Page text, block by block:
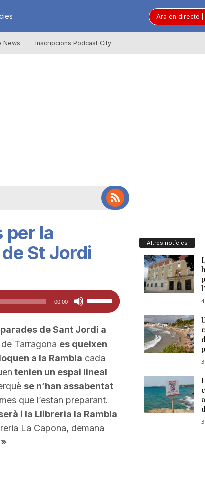
Ara en directe
News Inscripcions Podcast City
per la
St Jordi
00:00
Feu
servir
les
tecles
de
fletxa
cap
amunt/cap
avall
per
de Sant Jordi a
de Tarragona es queixen
a la Rambla cada
tenien un espai lineal
se n’han assabentat
que l’estan preparant.
i la Llibreria la Rambla
La Capona, demana
Altres notícies